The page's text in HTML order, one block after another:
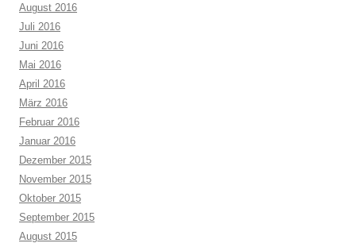
August 2016
Juli 2016
Juni 2016
Mai 2016
April 2016
März 2016
Februar 2016
Januar 2016
Dezember 2015
November 2015
Oktober 2015
September 2015
August 2015